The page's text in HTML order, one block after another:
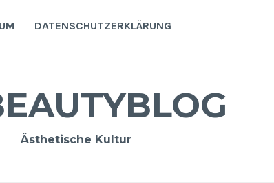
DATENSCHUTZERKLÄRUNG
Ästhetische Kultur